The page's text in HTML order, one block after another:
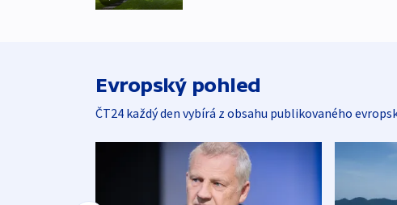
Evropský pohled
ČT24 každý den vybírá z obsahu publikovaného